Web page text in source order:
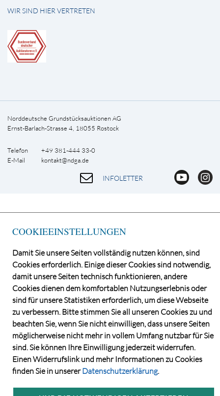
WIR SIND HIER VERTRETEN
Norddeutsche Grundstücksauktionen AG
Ernst-Barlach-Strasse 4, 18055 Rostock
Telefon +49 381-444 33-0
E-Mail kontakt@ndga.de
INFOLETTER
©2026 Norddeutsche Grundstücksauktionen AG
CONSENT MANAGER
KATALOGBEZUG
DATENSCHUTZ
VERSTEIGERUNGS- UND VERTRAGSBEDINGUNGEN
IMPRESSUM
KONTAKT
COOKIEEINSTELLUNGEN
Damit Sie unsere Seiten vollständig nutzen können, sind
Cookies erforderlich. Einige dieser Cookies sind notwendig,
damit unsere Seiten technisch funktionieren, andere
Cookies dienen dem komfortablen Nutzungserlebnis oder
sind für unsere Statistiken erforderlich, um diese Webseite
zu verbessern. Bitte stimmen Sie all unseren Cookies zu und
beachten Sie, wenn Sie nicht einwilligen, dass unsere Seiten
möglicherweise nicht mehr in vollem Umfang nutzbar für Sie
sind. Sie können Ihre Einwilligung jederzeit widerrufen.
Einen Widerrufslink und mehr Informationen zu Cookies
finden Sie in unsererDatenschutzerklärung.